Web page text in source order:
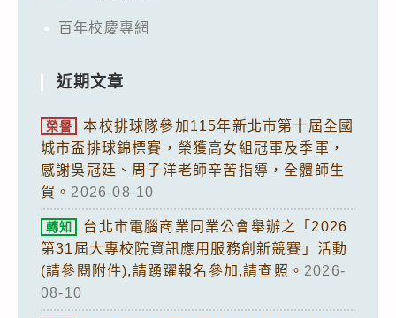
百年校慶專網
近期文章
榮譽
本校排球隊參加115年新北市第十屆全國
城市盃排球錦標賽，榮獲高女組冠軍及季軍，
感謝吳冠廷、周子洋老師辛苦指導，全體師生
賀。 2026-08-10
轉知
台北市電腦商業同業公會舉辦之「2026
第31屆大專校院資訊應用服務創新競賽」活動
(請參閱附件),請踴躍報名參加,請查照。 2026-
08-10